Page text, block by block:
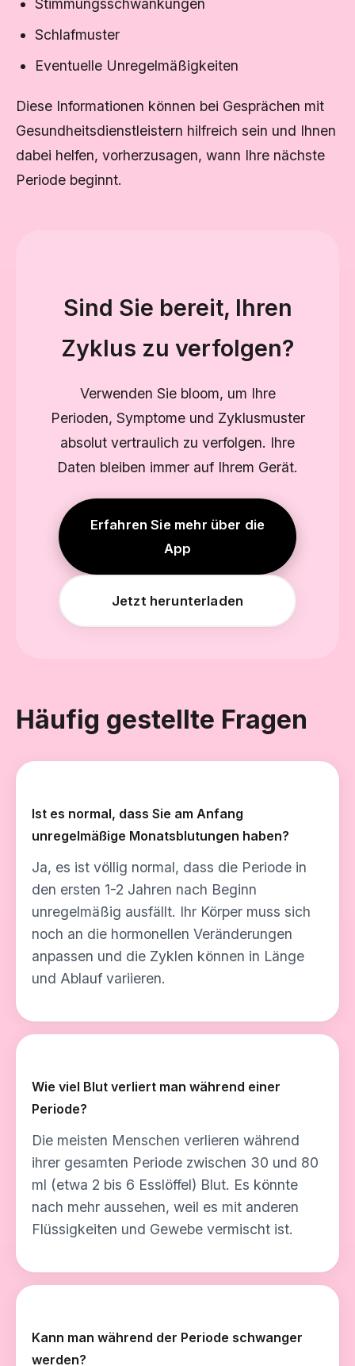
Stimmungsschwankungen
Schlafmuster
Eventuelle Unregelmäßigkeiten
Diese Informationen können bei Gesprächen mit
Gesundheitsdienstleistern hilfreich sein und Ihnen
dabei helfen, vorherzusagen, wann Ihre nächste
Periode beginnt.
Sind Sie bereit, Ihren
Zyklus zu verfolgen?
Verwenden Sie bloom, um Ihre
Perioden, Symptome und Zyklusmuster
absolut vertraulich zu verfolgen. Ihre
Daten bleiben immer auf Ihrem Gerät.
Erfahren Sie mehr über die
App
Jetzt herunterladen
Häufig gestellte Fragen
Ist es normal, dass Sie am Anfang
unregelmäßige Monatsblutungen haben?
Ja, es ist völlig normal, dass die Periode in
den ersten 1-2 Jahren nach Beginn
unregelmäßig ausfällt. Ihr Körper muss sich
noch an die hormonellen Veränderungen
anpassen und die Zyklen können in Länge
und Ablauf variieren.
Wie viel Blut verliert man während einer
Periode?
Die meisten Menschen verlieren während
ihrer gesamten Periode zwischen 30 und 80
ml (etwa 2 bis 6 Esslöffel) Blut. Es könnte
nach mehr aussehen, weil es mit anderen
Flüssigkeiten und Gewebe vermischt ist.
Kann man während der Periode schwanger
werden?